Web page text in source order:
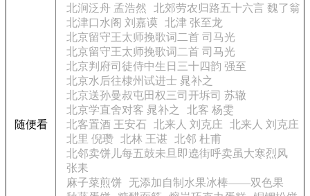
随便看
北涧泛舟 孟浩然
北郊劳农归路五十六言 魏了翁
北津口水阁 刘嘉谟 北津 张至龙
北京留守王太师挽歌词二首 司马光
北京留守王太师挽歌词二首 司马光
北京判府司徒侍中生日三十四韵 强至
北京水后往棣州试进士 晁补之
北京送孙曼叔屯田权三司开坼司 苏辙
北京学直舍对客 晁补之
北客 杨雯
北客置酒 王安石 北来人 刘克庄
北来人 刘克庄
北里 倪瓒 北林 王谌 北邻 杜甫
北邻卖饼儿每五鼓未旦即遶街呼卖虽大寒烈风
张耒
麻子菜煎饼
无添加自制水果冰棒——双色果